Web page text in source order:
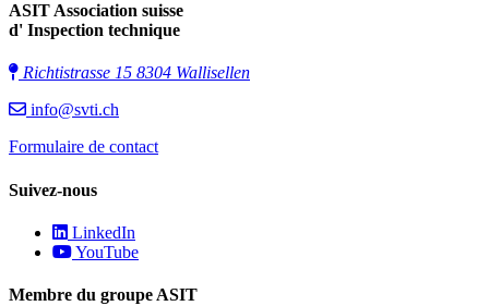
ASIT Association suisse
d' Inspection technique
Richtistrasse 15 8304 Wallisellen
info@svti.ch
Formulaire de contact
Suivez-nous
LinkedIn
YouTube
Membre du groupe ASIT